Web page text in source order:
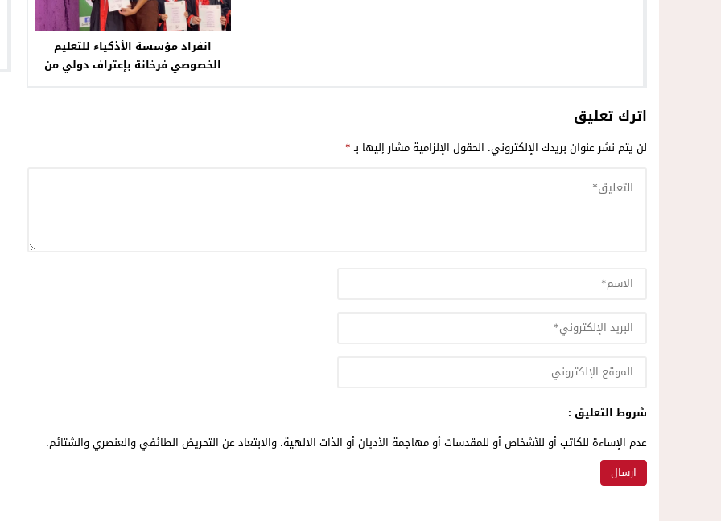
انفراد مؤسسة الأذكياء للتعليم
الخصوصي فرخانة بإعتراف دولي من
اترك تعليق
لن يتم نشر عنوان بريدك الإلكتروني. الحقول الإلزامية مشار إليها بـ*
شروط التعليق :
عدم الإساءة للكاتب أو للأشخاص أو للمقدسات أو مهاجمة الأديان أو الذات الالهية. والابتعاد عن التحريض الطائفي والعنصري والشتائم.